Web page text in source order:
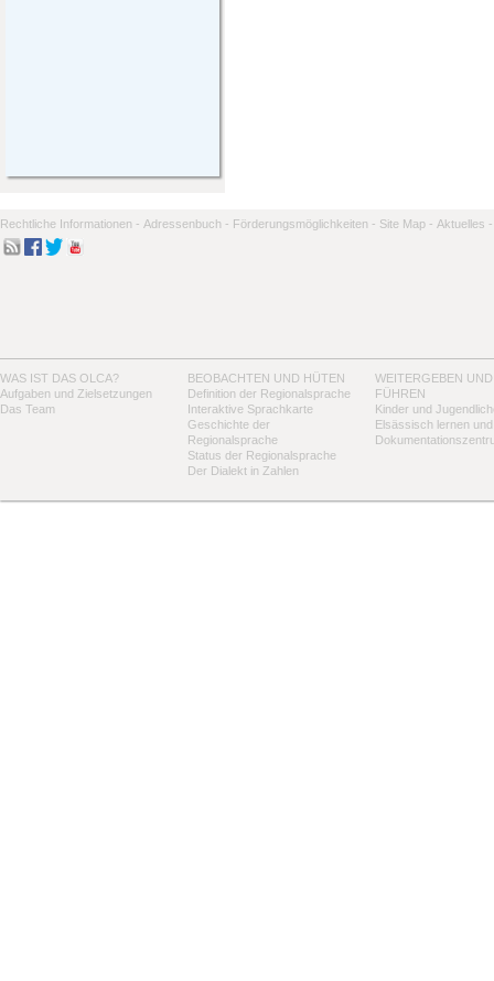
Rechtliche Informationen - Adressenbuch - Förderungsmöglichkeiten - Site Map - Aktuelles -
WAS IST DAS OLCA?
Aufgaben und Zielsetzungen
Das Team
BEOBACHTEN UND HÜTEN
Definition der Regionalsprache
Interaktive Sprachkarte
Geschichte der
Regionalsprache
Status der Regionalsprache
Der Dialekt in Zahlen
WEITERGEBEN UND
FÜHREN
Kinder und
Elsässisch lernen